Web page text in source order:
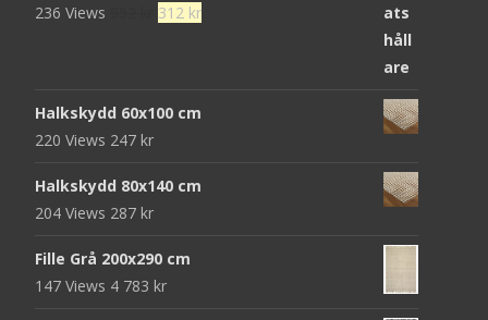
236 Views
Det
952 kr.
312 krDet
Halkskydd 60x100 cm
220 Views 247 kr
Halkskydd 80x140 cm
204 Views 287 kr
Fille Grå 200x290 cm
147 Views 4 783 kr